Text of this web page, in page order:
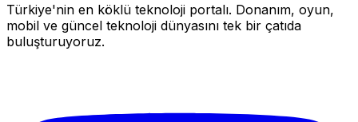
Türkiye'nin en köklü teknoloji portalı. Donanım, oyun,
mobil ve güncel teknoloji dünyasını tek bir çatıda
buluşturuyoruz.